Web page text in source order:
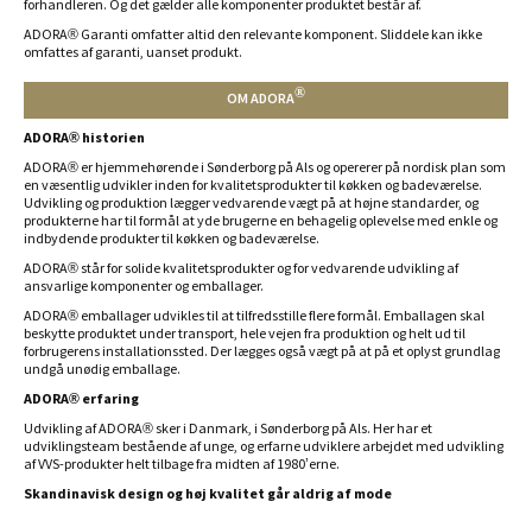
forhandleren. Og det gælder alle komponenter produktet består af.
ADORA® Garanti omfatter altid den relevante komponent. Sliddele kan ikke
omfattes af garanti, uanset produkt.
OM ADORA®
ADORA® historien
ADORA® er hjemmehørende i Sønderborg på Als og opererer på nordisk plan som
en væsentlig udvikler inden for kvalitetsprodukter til køkken og badeværelse.
Udvikling og produktion lægger vedvarende vægt på at højne standarder, og
produkterne har til formål at yde brugerne en behagelig oplevelse med enkle og
indbydende produkter til køkken og badeværelse.
ADORA® står for solide kvalitetsprodukter og for vedvarende udvikling af
ansvarlige komponenter og emballager.
ADORA® emballager udvikles til at tilfredsstille flere formål. Emballagen skal
beskytte produktet under transport, hele vejen fra produktion og helt ud til
forbrugerens installationssted. Der lægges også vægt på at på et oplyst grundlag
undgå unødig emballage.
ADORA® erfaring
Udvikling af ADORA® sker i Danmark, i Sønderborg på Als. Her har et
udviklingsteam bestående af unge, og erfarne udviklere arbejdet med udvikling
af VVS-produkter helt tilbage fra midten af 1980’erne.
Skandinavisk design og høj kvalitet går aldrig af mode